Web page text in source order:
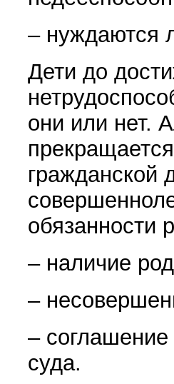
– нуждаются
Дети до
они или нет.
гражданской
обязанности
– наличие
–
–
суда.